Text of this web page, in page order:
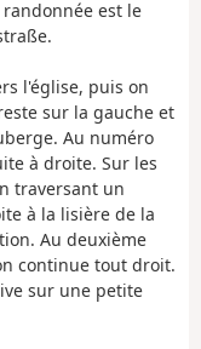
est le
l'église, puis on
sur la gauche et
Au numéro
à droite. Sur les
traversant un
à la lisière de la
Au deuxième
continue tout droit.
sur une petite